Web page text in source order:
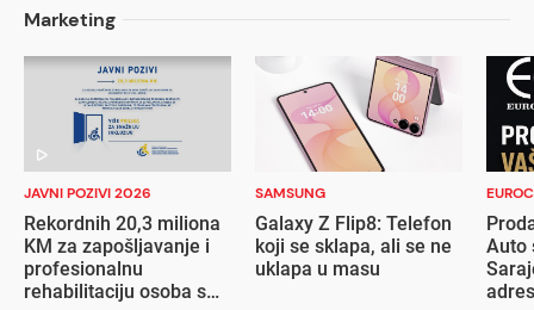
Marketing
JAVNI POZIVI 2026
Rekordnih 20,3 miliona
KM za zapošljavanje i
profesionalnu
rehabilitaciju osoba s
SAMSUNG
Galaxy Z Flip8: Telefon
koji se sklapa, ali se ne
uklapa u masu
Auto